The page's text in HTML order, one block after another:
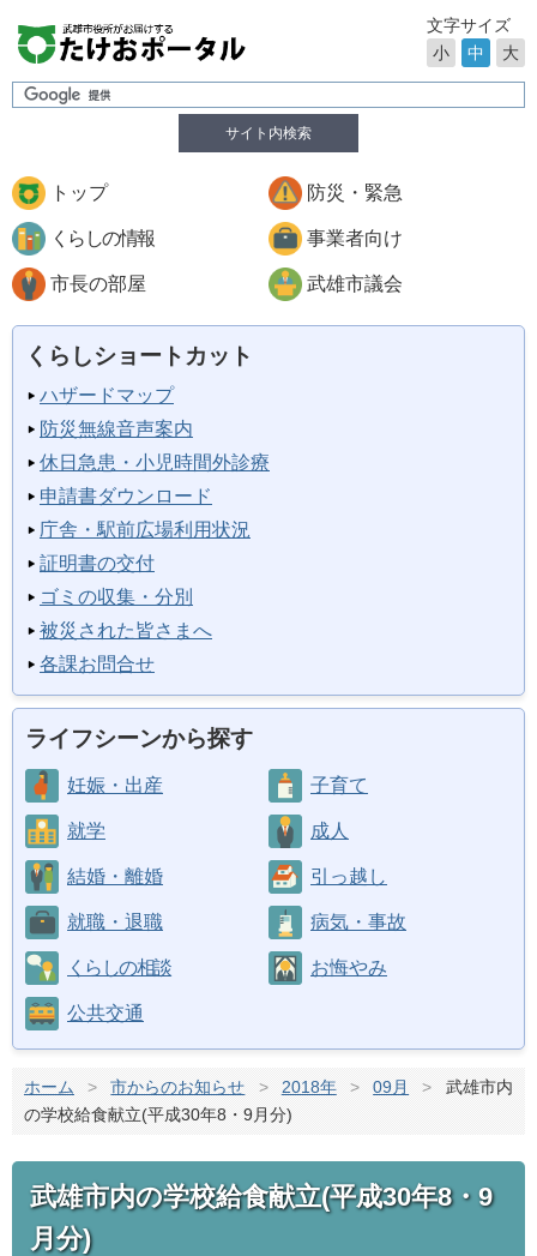
サイト内検索
文字サイズ
小
中 大
トップ 防災・緊急
くらしの情報 事業者向け
市長の部屋 武雄市議会
くらしショートカット
ハザードマップ
防災無線音声案内
休日急患・小児時間外診療
申請書ダウンロード
庁舎・駅前広場利用状況
証明書の交付
ゴミの収集・分別
被災された皆さまへ
各課お問合せ
ライフシーンから探す
妊娠・出産 子育て
就学 成人
結婚・離婚 引っ越し
就職・退職 病気・事故
くらしの相談 お悔やみ
公共交通
ホーム > 市からのお知らせ > 2018年 > 09月 >
武雄市内
の学校給食献立(平成30年8・9月分)
武雄市内の学校給食献立(平成30年8・9
月分)